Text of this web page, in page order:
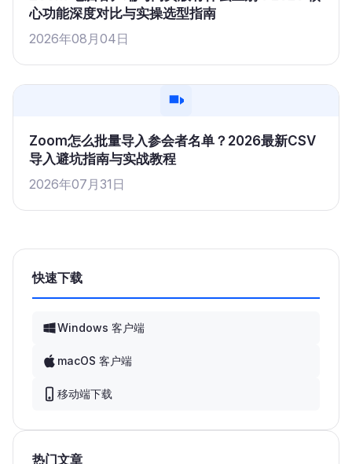
心功能深度对比与实操选型指南
2026年08月04日
Zoom怎么批量导入参会者名单？2026最新CSV
导入避坑指南与实战教程
2026年07月31日
快速下载
Windows 客户端
macOS 客户端
移动端下载
热门文章